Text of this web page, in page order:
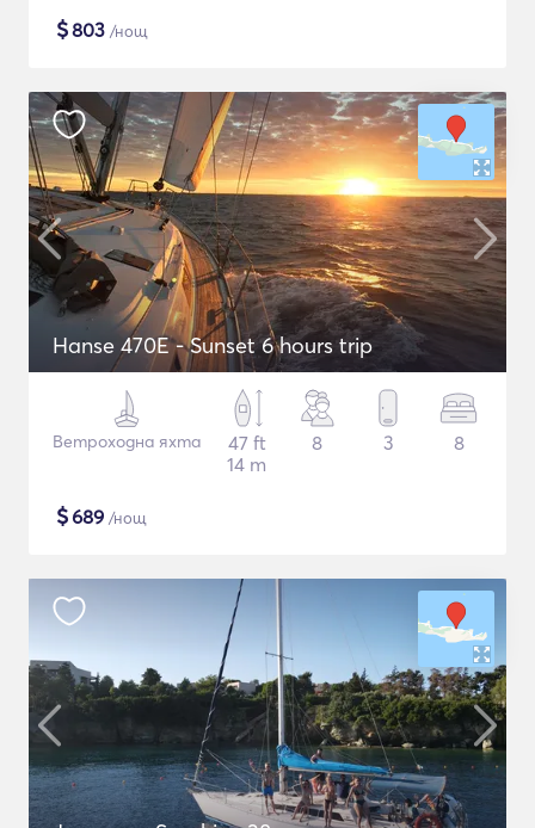
$803 /нощ
Hanse 470E - Sunset 6 hours trip
Ветроходна яхта
47 ft
14 m
8 3 8
$689 /нощ